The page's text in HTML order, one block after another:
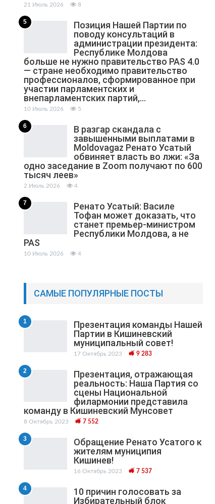
21 Июль 2026 8
5
Позиция Нашей Партии по
поводу консультаций в
администрации президента:
Республике Молдова
больше не нужно правительство PAS 4.0
— стране необходимо правительство
профессионалов, сформированное при
участии парламентских и
внепарламентских партий,…
10 Июль 2026 5
6
В разгар скандала с
завышенными выплатами в
Moldovagaz Ренато Усатый
обвиняет власть во лжи: «За
одно заседание в Zoom получают по 600
тысяч леев»
2 Июль 2026 4
7
Ренато Усатый: Василе
Тофан может доказать, что
станет премьер-министром
Республики Молдова, а не
PAS
10 Июль 2026 4
САМЫЕ ПОПУЛЯРНЫЕ ПОСТЫ
1
Презентация команды Нашей
Партии в Кишиневский
муниципальный cовет!
17 Октябрь 2023 9 283
2
Презентация, отражающая
реальность: Наша Партия со
сцены Национальной
филармонии представила
команду в Кишиневский Мунсовет
8 Октябрь 2023 7 552
3
Обращение Ренато Усатого к
жителям муниципия
Кишинев!
16 Октябрь 2023 7 537
4
10 причин голосовать за
Избирательный блок